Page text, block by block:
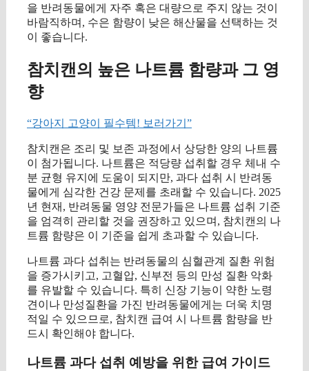
을 반려동물에게 자주 혹은 대량으로 주지 않는 것이
바람직하며, 수은 함량이 낮은 해산물을 선택하는 것
이 좋습니다.
참치캔의 높은 나트륨 함량과 그 영
향
“강아지 고양이 필수템! 보러가기”
참치캔은 조리 및 보존 과정에서 상당한 양의 나트륨
이 첨가됩니다. 나트륨은 적당량 섭취할 경우 체내 수
분 균형 유지에 도움이 되지만, 과다 섭취 시 반려동
물에게 심각한 건강 문제를 초래할 수 있습니다. 2025
년 현재, 반려동물 영양 전문가들은 나트륨 섭취 기준
을 엄격히 관리할 것을 권장하고 있으며, 참치캔의 나
트륨 함량은 이 기준을 쉽게 초과할 수 있습니다.
나트륨 과다 섭취는 반려동물의 심혈관계 질환 위험
을 증가시키고, 고혈압, 신부전 등의 만성 질환 악화
를 유발할 수 있습니다. 특히 신장 기능이 약한 노령
견이나 만성질환을 가진 반려동물에게는 더욱 치명
적일 수 있으므로, 참치캔 급여 시 나트륨 함량을 반
드시 확인해야 합니다.
나트륨 과다 섭취 예방을 위한 급여 가이드